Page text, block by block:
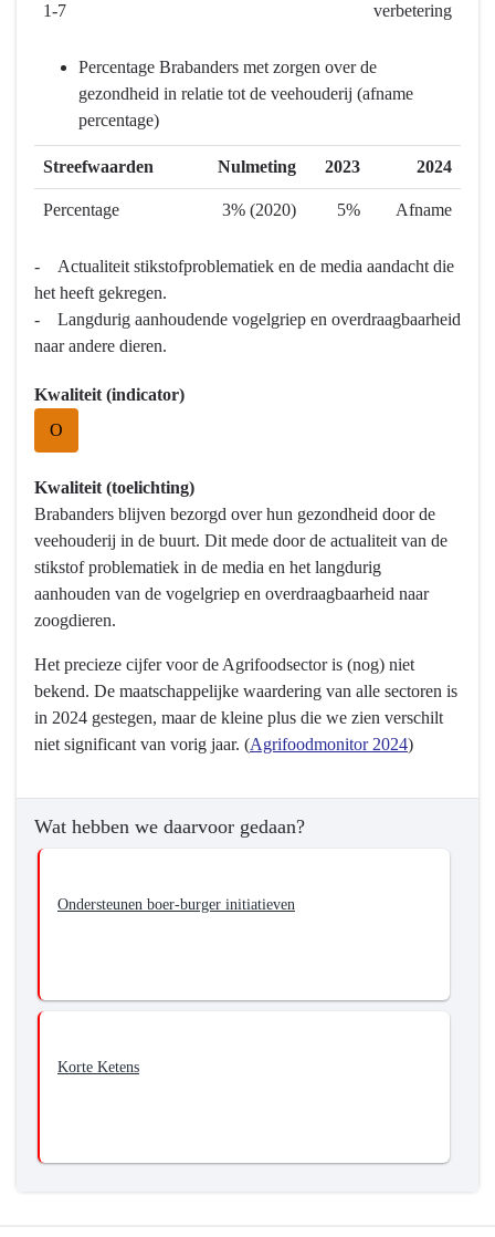
Versterken
gemeenschapsinclusief
1-7
verbetering
Percentage Brabanders met zorgen over de
gezondheid in relatie tot de veehouderij (afname
percentage)
Streefwaarden Nulmeting 2023 2024
Percentage 3% (2020) 5% Afname
- Actualiteit stikstofproblematiek en de media aandacht die
het heeft gekregen.
- Langdurig aanhoudende vogelgriep en overdraagbaarheid
naar andere dieren.
Kwaliteit (indicator)
O
Kwaliteit (toelichting)
Brabanders blijven bezorgd over hun gezondheid door de
veehouderij in de buurt. Dit mede door de actualiteit van de
stikstof problematiek in de media en het langdurig
aanhouden van de vogelgriep en overdraagbaarheid naar
zoogdieren.
Het precieze cijfer voor de Agrifoodsector is (nog) niet
bekend. De maatschappelijke waardering van alle sectoren is
in 2024 gestegen, maar de kleine plus die we zien verschilt
niet significant van vorig jaar. (Agrifoodmonitor 2024)
Wat hebben we daarvoor gedaan?
Ondersteunen boer-burger initiatieven
Korte Ketens